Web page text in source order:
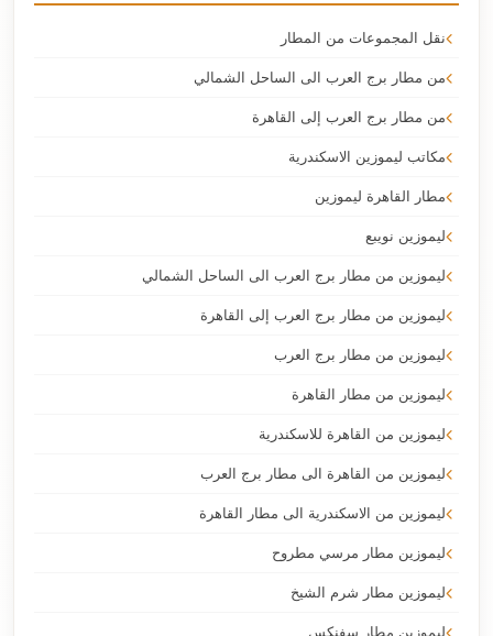
نقل المجموعات من المطار
من مطار برج العرب الى الساحل الشمالي
من مطار برج العرب إلى القاهرة
مكاتب ليموزين الاسكندرية
مطار القاهرة ليموزين
ليموزين نويبع
ليموزين من مطار برج العرب الى الساحل الشمالي
ليموزين من مطار برج العرب إلى القاهرة
ليموزين من مطار برج العرب
ليموزين من مطار القاهرة
ليموزين من القاهرة للاسكندرية
ليموزين من القاهرة الى مطار برج العرب
ليموزين من الاسكندرية الى مطار القاهرة
ليموزين مطار مرسي مطروح
ليموزين مطار شرم الشيخ
ليموزين مطار سفنكس